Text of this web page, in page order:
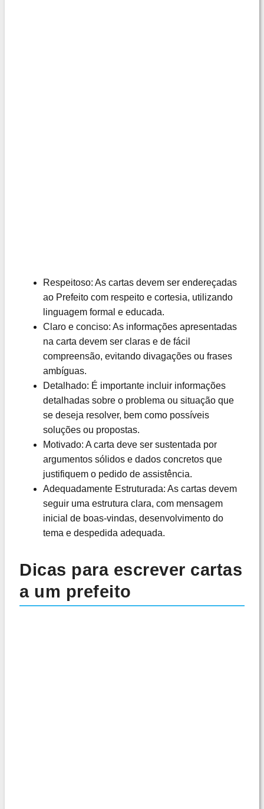
Respeitoso: As cartas devem ser endereçadas
ao Prefeito com respeito e cortesia, utilizando
linguagem formal e educada.
Claro e conciso: As informações apresentadas
na carta devem ser claras e de fácil
compreensão, evitando divagações ou frases
ambíguas.
Detalhado: É importante incluir informações
detalhadas sobre o problema ou situação que
se deseja resolver, bem como possíveis
soluções ou propostas.
Motivado: A carta deve ser sustentada por
argumentos sólidos e dados concretos que
justifiquem o pedido de assistência.
Adequadamente Estruturada: As cartas devem
seguir uma estrutura clara, com mensagem
inicial de boas-vindas, desenvolvimento do
tema e despedida adequada.
Dicas para escrever cartas
a um prefeito